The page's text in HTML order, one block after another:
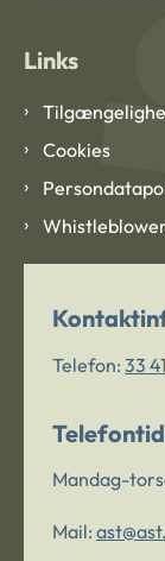
Links
Cookies
Telefon: 33
Mandag-
Mail: